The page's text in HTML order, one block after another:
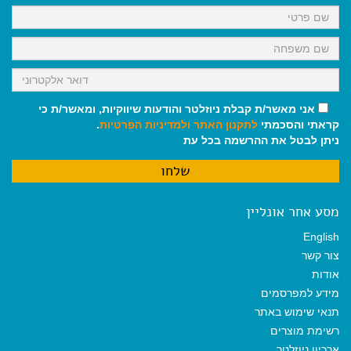
k
p
m
אני מאשר/ת קבלת ניוזלטר והודעות שיווקיות, ומאשר/ת כי
קראתי והסכמתי לתקנון האתר ולמדיניות הפרטיות.
ניתן לבטל את ההרשמה בכל עת
מסע אחר אונליין
English
צור קשר
אודות
מידע למפרסמים
תנאי שימוש באתר
רשימת מוצרים